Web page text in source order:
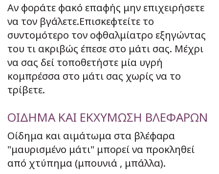
Αν φοράτε φακό επαφής μην επιχειρήσετε
να τον βγάλετε.Επισκεφτείτε το
συντομότερο τον οφθαλμίατρο εξηγώντας
του τι ακριβώς έπεσε στο μάτι σας. Μέχρι
να σας δεί τοποθετήστε μία υγρή
κομπρέσσα στο μάτι σας χωρίς να το
τρίβετε.
ΟΙΔΗΜΑ ΚΑΙ ΕΚΧΥΜΩΣΗ ΒΛΕΦΑΡΩΝ
Οίδημα και αιμάτωμα στα βλέφαρα
"μαυρισμένο μάτι" μπορεί να προκληθεί
από χτύπημα (μπουνιά , μπάλλα).